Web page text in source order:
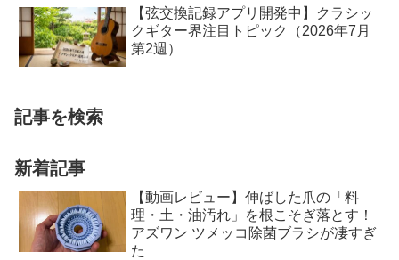
【弦交換記録アプリ開発中】クラシッ
クギター界注目トピック（2026年7月
第2週）
記事を検索
新着記事
【動画レビュー】伸ばした爪の「料
理・土・油汚れ」を根こそぎ落とす！
アズワン ツメッコ除菌ブラシが凄すぎ
た